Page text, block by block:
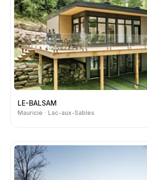
LE-BALSAM
Mauricie Lac-aux-Sables